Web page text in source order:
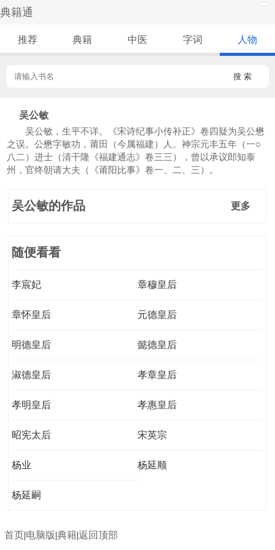
典籍通
推荐 典籍 中医 字词 人物
搜 索
吴公敏
吴公敏，生平不详。《宋诗纪事小传补正》卷四疑为吴公懋
之误。公懋字敏功，莆田（今属福建）人。神宗元丰五年（一○
八二）进士（清干隆《福建通志》卷三三），曾以承议郎知泰
州，官终朝请大夫（《莆阳比事》卷一、二、三）。
吴公敏的作品 更多
随便看看
李宸妃 章穆皇后
章怀皇后 元德皇后
明德皇后 懿德皇后
淑德皇后 孝章皇后
孝明皇后 孝惠皇后
昭宪太后 宋英宗
杨业 杨延顺
杨延嗣
首页|电脑版|典籍|返回顶部